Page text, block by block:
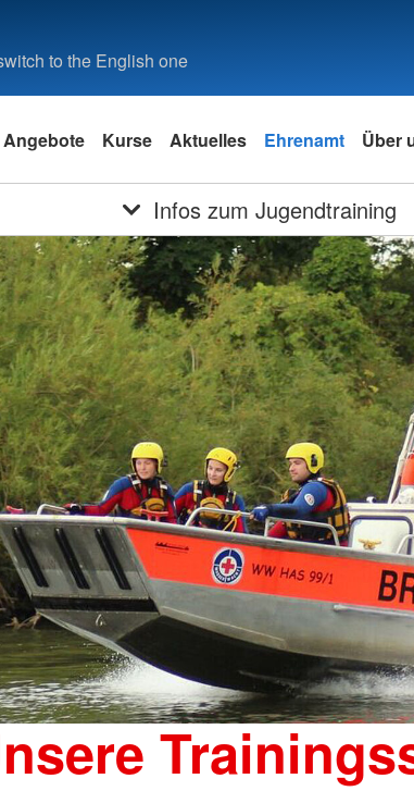
to the English one
Angebote Kurse Aktuelles Ehrenamt Über
Infos zum Jugendtraining